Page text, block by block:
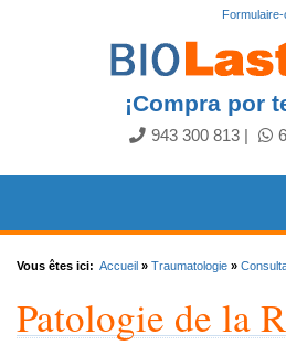
¡Compra por
943 300 813
Vous êtes ici: Accueil » Traumatologie »
Patologie de la